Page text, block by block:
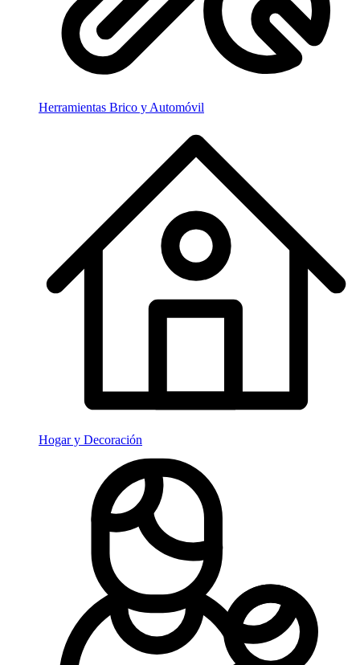
Herramientas Brico y Automóvil
Hogar y Decoración